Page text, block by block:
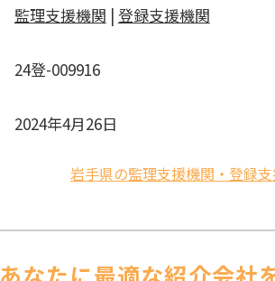
監理支援機関 | 登録支援機関
24登-009916
2024年4月26日
岩手県の監理支援機関・登録